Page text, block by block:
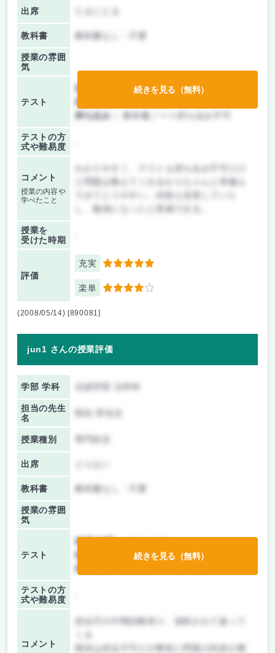
出席
教科書 教科書なし・不要
授業の雰囲
気
テスト
前期/中間：
テストのみ
後期/期末：
持ち込み：
教科書ノート持ち込み不可
テストの方
式や難易度
コメント
授業の内容や
学べたこと
ど問題は教えてくれるからちゃんと準備も
し、勉強になったと実感できる。
授業を
受けた時期
評価
充実 5
楽単 4
続きを見る（無料）
(2008/05/14) [890081]
jun1 さんの授業評価
学部 学科 法経学部 法学科
担当の先生
名
授業種別
出席
教科書 教科書なし・不要
授業の雰囲
気
テスト
前期/中間：
後期/期末：
テストのみ
テストの方
式や難易度
コメント
続きを見る（無料）